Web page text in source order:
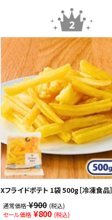
Xフライドポテト 1袋 500g［冷凍食品］
通常価格¥900 (税込)
セール価格 ¥800 (税込)